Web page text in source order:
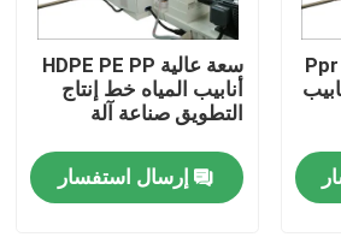
94 دورة في الدقيقة Ppr
سعة عالية HDPE PE PP
أنابيب المياه خط إنتاج
التطويق صناعة آلة
إرسال استفسار